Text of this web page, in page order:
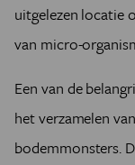
uitgelezen locatie
van micro-
Een van de
het verzamelen
bodemmonsters.